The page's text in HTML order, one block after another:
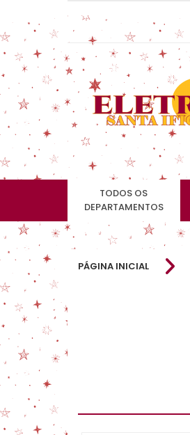
TODOS OS
DEPARTAMENTOS
PÁGINA INICIAL